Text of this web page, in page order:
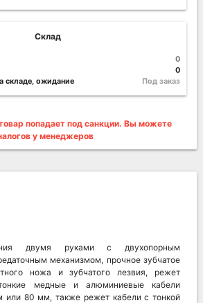
Склад
0
0
складе, ожидание
Под заказ
попадает под санкции. Вы можете
у менеджеров
двумя руками с двухопорным
механизмом, прочное зубчатое
ножа и зубчатого лезвия, режет
медные и алюминиевые кабели
или 80 мм, также режет кабели с тонкой